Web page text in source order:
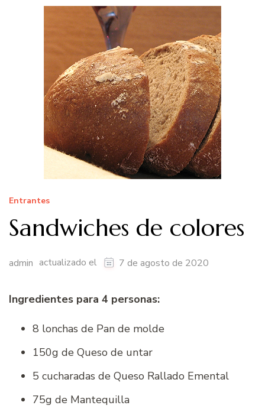
Entrantes
Sandwiches de colores
admin actualizado el 7 de agosto de 2020
Ingredientes para 4 personas:
8 lonchas de Pan de molde
150g de Queso de untar
5 cucharadas de Queso Rallado Emental
75g de Mantequilla